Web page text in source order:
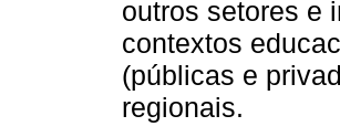
outros setores e
contextos
(públicas e
regionais.